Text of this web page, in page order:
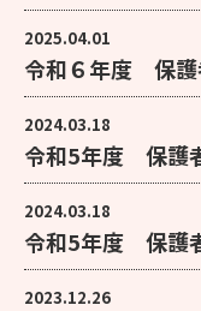
2025.04.01
令和６年度 保
2024.03.18
令和5年度 保
2024.03.18
令和5年度 保
2023.12.26